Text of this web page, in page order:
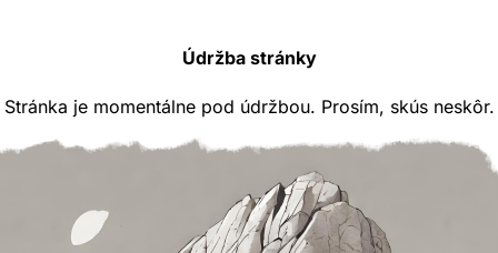
Údržba stránky
Stránka je momentálne pod údržbou. Prosím, skús neskôr.